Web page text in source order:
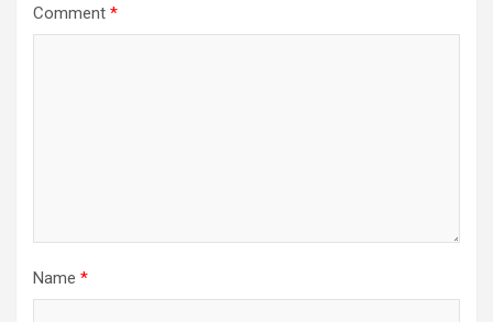
Comment *
Name *